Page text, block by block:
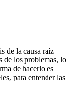
de la causa raíz
de los problemas, lo
de hacerlo es
para entender las